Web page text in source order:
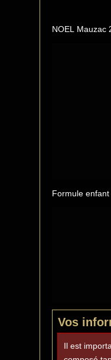
NOEL Mauzac
Formule
Vos
Il est